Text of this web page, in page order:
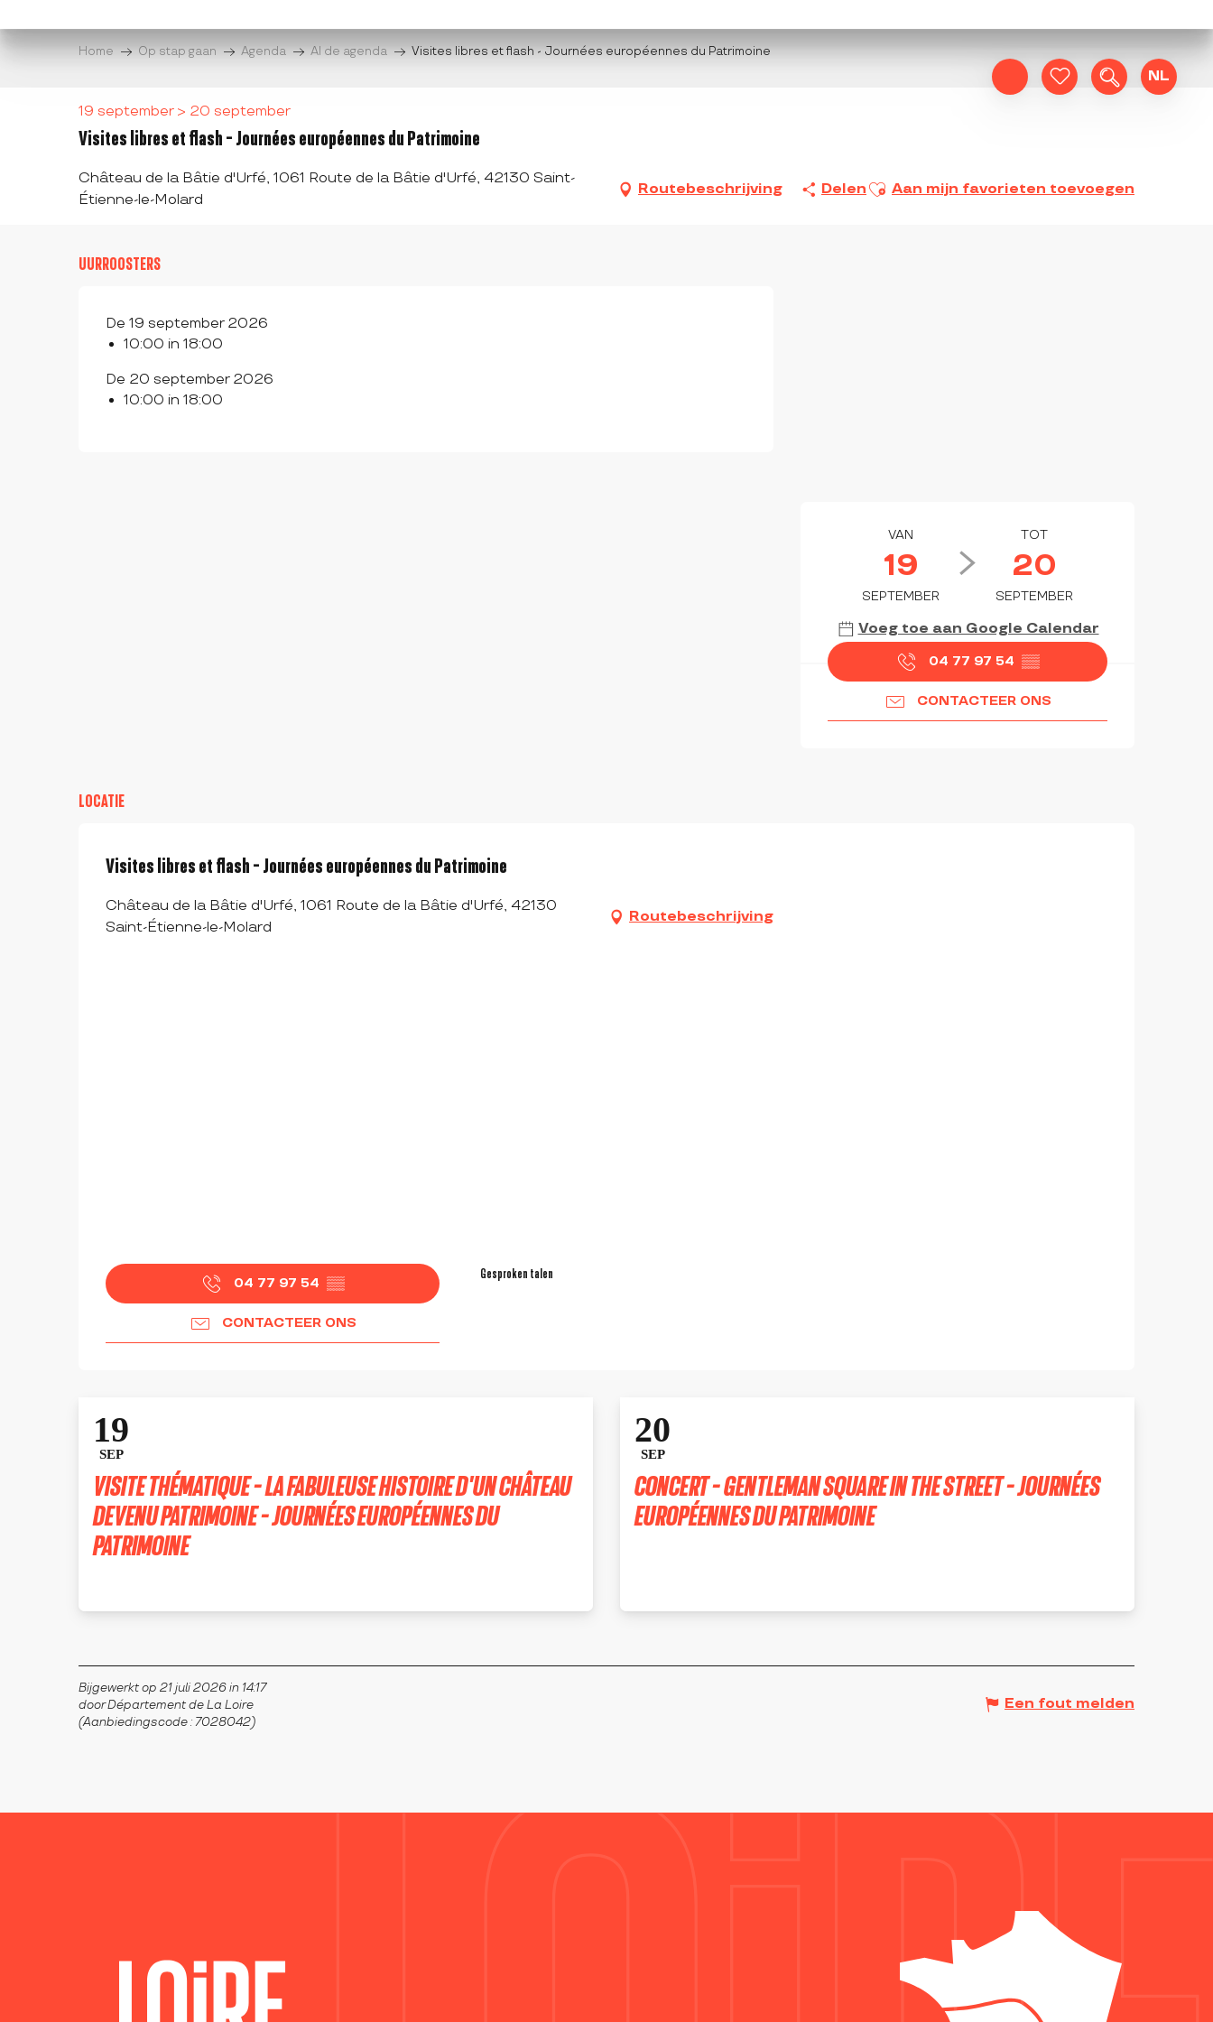
au
Zoek op
NL
Home Op stap gaan Agenda Al de agenda Visites libres et flash - Journées européennes du Patrimoine
19 september > 20 september
Visites libres et flash - Journées européennes du Patrimoine
Château de la Bâtie d'Urfé, 1061 Route de la Bâtie d'Urfé, 42130 Saint-
Étienne-le-Molard
Routebeschrijving Delen Ajouter aux favoris
Aan mijn favorieten toevoegen
OPENINGSTIJDEN EN
VAN
19
SEPTEMBER
TOT
20
SEPTEMBER
Voeg toe aan Google Calendar
04 77 97 54 ▒▒
CONTACTEER ONS
UURROOSTERS
De 19 september 2026
10:00 in 18:00
De 20 september 2026
10:00 in 18:00
LOCATIE
Visites libres et flash - Journées européennes du Patrimoine
Château de la Bâtie d'Urfé, 1061 Route de la Bâtie d'Urfé, 42130
Saint-Étienne-le-Molard
Routebeschrijving
04 77 97 54 ▒▒
CONTACTEER ONS
Gesproken talen
Gesproken talen
19
SEP
VISITE THÉMATIQUE - LA FABULEUSE HISTOIRE D'UN CHÂTEAU
DEVENU PATRIMOINE - JOURNÉES EUROPÉENNES DU
PATRIMOINE
20
SEP
CONCERT - GENTLEMAN SQUARE IN THE STREET - JOURNÉES
EUROPÉENNES DU PATRIMOINE
Bijgewerkt op 21 juli 2026 in 14:17
door Département de La Loire
(Aanbiedingscode :7028042)
Een fout melden